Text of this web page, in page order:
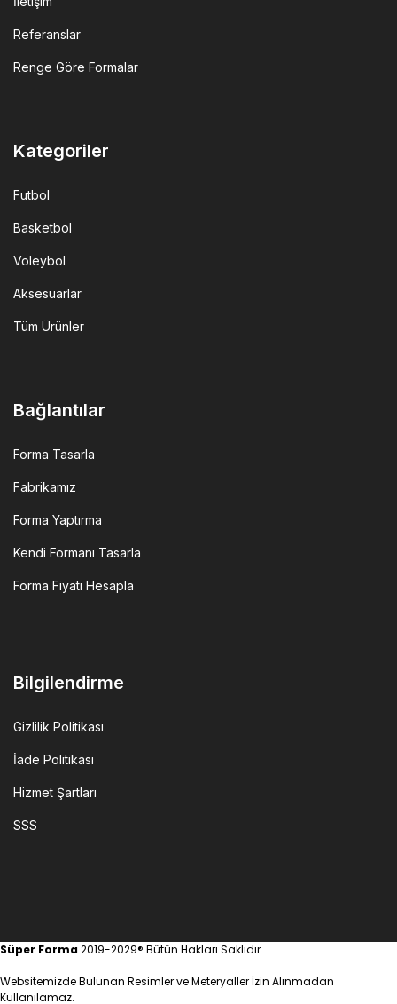
Referanslar
Renge Göre Formalar
Kategoriler
Futbol
Basketbol
Voleybol
Aksesuarlar
Tüm Ürünler
Bağlantılar
Forma Tasarla
Fabrikamız
Forma Yaptırma
Kendi Formanı Tasarla
Forma Fiyatı Hesapla
Bilgilendirme
Gizlilik Politikası
İade Politikası
Hizmet Şartları
SSS
Süper Forma2019-2029® Bütün Hakları Saklıdır.
Websitemizde Bulunan Resimler ve Meteryaller İzin Alınmadan
Kullanılamaz.